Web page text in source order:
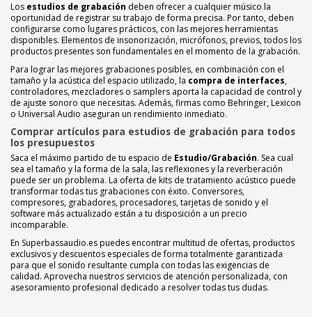
Los estudios de grabación deben ofrecer a cualquier músico la
oportunidad de registrar su trabajo de forma precisa. Por tanto, deben
configurarse como lugares prácticos, con las mejores herramientas
disponibles. Elementos de insonorización, micrófonos, previos, todos los
productos presentes son fundamentales en el momento de la grabación.
Para lograr las mejores grabaciones posibles, en combinación con el
tamaño y la acústica del espacio utilizado, la compra de interfaces,
controladores, mezcladores o samplers aporta la capacidad de control y
de ajuste sonoro que necesitas. Además, firmas como Behringer, Lexicon
o Universal Audio aseguran un rendimiento inmediato.
Comprar artículos para estudios de grabación para todos
los presupuestos
Saca el máximo partido de tu espacio de Estudio/Grabación. Sea cual
sea el tamaño y la forma de la sala, las reflexiones y la reverberación
puede ser un problema. La oferta de kits de tratamiento acústico puede
transformar todas tus grabaciones con éxito. Conversores,
compresores, grabadores, procesadores, tarjetas de sonido y el
software más actualizado están a tu disposición a un precio
incomparable.
En Superbassaudio.es puedes encontrar multitud de ofertas, productos
exclusivos y descuentos especiales de forma totalmente garantizada
para que el sonido resultante cumpla con todas las exigencias de
calidad. Aprovecha nuestros servicios de atención personalizada, con
asesoramiento profesional dedicado a resolver todas tus dudas.